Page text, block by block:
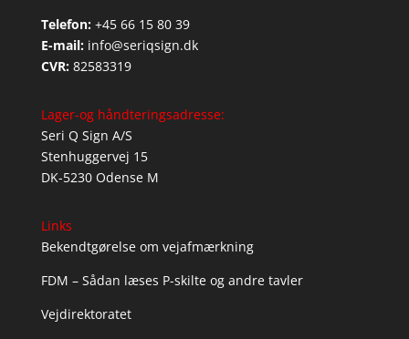
Telefon: +45 66 15 80 39
E-mail: info@seriqsign.dk
CVR: 82583319
Lager-og håndteringsadresse:
Seri Q Sign A/S
Stenhuggervej 15
DK-5230 Odense M
Links
Bekendtgørelse om vejafmærkning
FDM – Sådan læses P-skilte og andre tavler
Vejdirektoratet